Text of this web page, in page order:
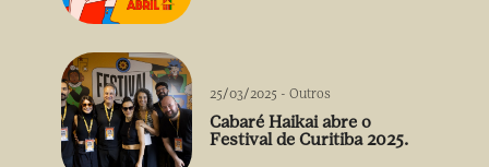
25/03/2025 - Outros
Cabaré Haikai abre o
Festival de Curitiba 2025.